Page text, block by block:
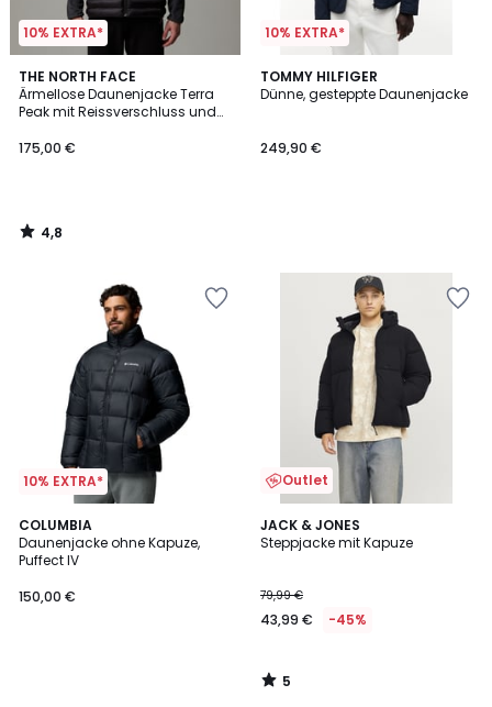
10% EXTRA*
THE NORTH FACE
Ärmellose Daunenjacke Terra
Peak mit Reissverschluss und
175,00 €
4,8
/ 5
4,8
/
10% EXTRA*
TOMMY HILFIGER
Dünne, gesteppte Daunenjacke
249,90 €
10% EXTRA*
COLUMBIA
Daunenjacke ohne Kapuze,
Puffect IV
150,00 €
Outlet
JACK & JONES
Steppjacke mit Kapuze
79,99 €
43,99 € -45%
5
/
5
/